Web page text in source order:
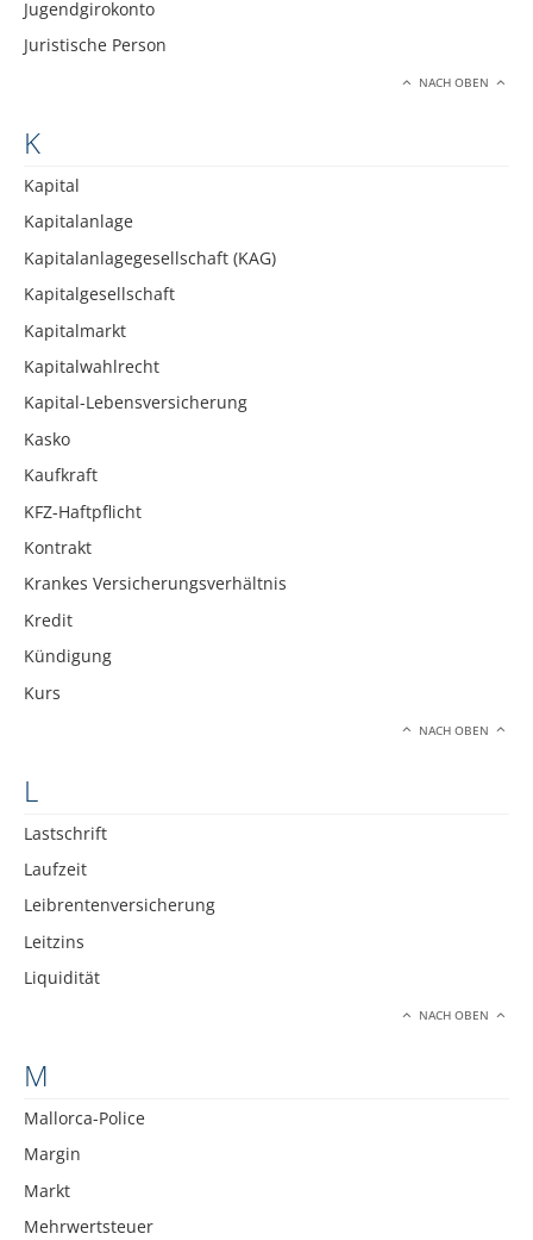
Jugendgirokonto
Juristische Person
NACH OBEN
K
Kapital
Kapitalanlage
Kapitalanlagegesellschaft (KAG)
Kapitalgesellschaft
Kapitalmarkt
Kapitalwahlrecht
Kapital-Lebensversicherung
Kasko
Kaufkraft
KFZ-Haftpflicht
Kontrakt
Krankes Versicherungsverhältnis
Kredit
Kündigung
Kurs
NACH OBEN
L
Lastschrift
Laufzeit
Leibrentenversicherung
Leitzins
Liquidität
NACH OBEN
M
Mallorca-Police
Margin
Markt
Mehrwertsteuer